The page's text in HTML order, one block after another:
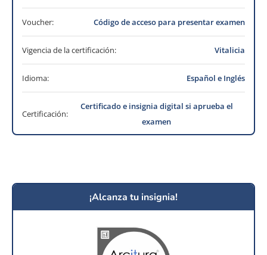
Voucher: Código de acceso para presentar examen
Vigencia de la certificación: Vitalicia
Idioma: Español e Inglés
Certificación:
Certificado e insignia digital si aprueba el
examen
¡Alcanza tu insignia!